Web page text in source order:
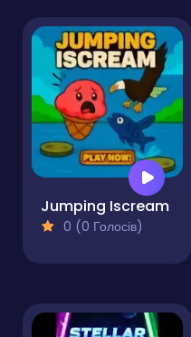
Jumping Iscream
0 (0 Голосів)